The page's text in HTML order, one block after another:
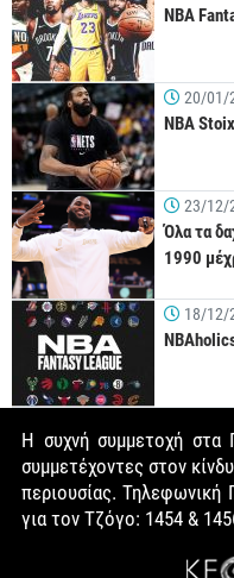
NBA
20/01/
NBA
23/12/
Όλα τα
1990
18/12/
Η συχνή συμμετοχή στα
συμμετέχοντες στον
περιουσίας. Τηλεφωνική
για τον Τζόγο: 1454 &